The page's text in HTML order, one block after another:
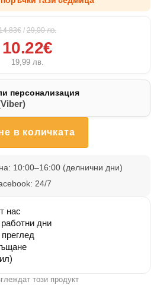
/ 29,00лв.
10.22€
19,99 лв.
персонализация
в количката
10:00–16:00 (делнични дни)
24/7
нас
дни
този продукт